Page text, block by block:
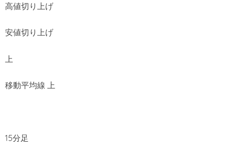
高値切り上げ
安値切り上げ
上
移動平均線 上
15分足